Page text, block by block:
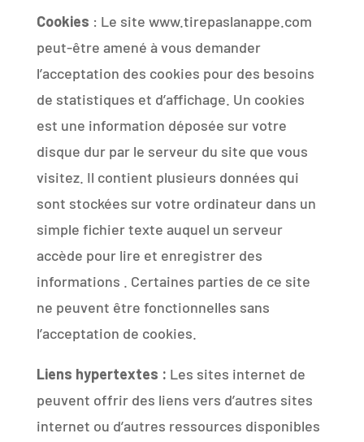
Cookies : Le site www.tirepaslanappe.com
peut-être amené à vous demander
l’acceptation des cookies pour des besoins
de statistiques et d’affichage. Un cookies
est une information déposée sur votre
disque dur par le serveur du site que vous
visitez. Il contient plusieurs données qui
sont stockées sur votre ordinateur dans un
simple fichier texte auquel un serveur
accède pour lire et enregistrer des
informations . Certaines parties de ce site
ne peuvent être fonctionnelles sans
l’acceptation de cookies.
Liens hypertextes : Les sites internet de
peuvent offrir des liens vers d’autres sites
internet ou d’autres ressources disponibles